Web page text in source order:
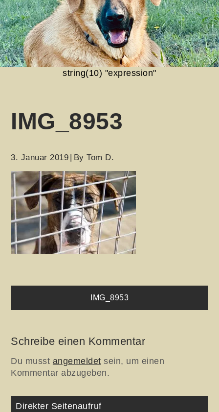
string(10) "expression"
IMG_8953
3. Januar 2019 ByTom D.
Beitragsnavigation
IMG_8953
Schreibe einen Kommentar
Du musst angemeldet sein, um einen
Kommentar abzugeben.
Direkter Seitenaufruf